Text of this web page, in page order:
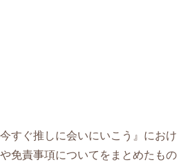
すぐ推しに会いにいこう』におけ
免責事項についてをまとめたもの